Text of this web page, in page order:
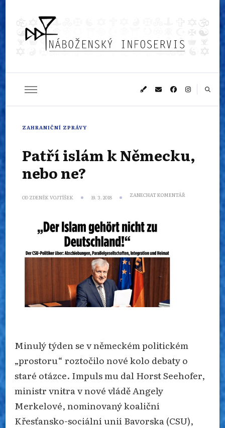
Náboženský
infoservis
ZAHRANIČNÍ ZPRÁVY
Patří islám k Německu,
nebo ne?
OD ZDENĚK VOJTÍŠEK 19. 3. 2018 ZANECHAT KOMENTÁŘ
Minulý týden se v německém politickém
„prostoru“ roztočilo nové kolo debaty o
staré otázce. Impuls mu dal Horst Seehofer,
ministr vnitra v nové vládě Angely
Merkelové, nominovaný koaliční
Křesťansko-sociální unií Bavorska (CSU),